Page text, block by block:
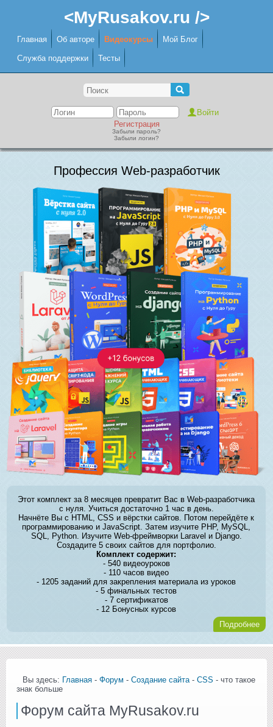
<MyRusakov.ru />
Главная Об авторе Видеокурсы Мой Блог
Служба поддержки Тесты
Регистрация
Забыли пароль?
Забыли логин?
Профессия Web-разработчик
Этот комплект за 8 месяцев превратит Вас в Web-разработчика
с нуля. Учиться достаточно 1 час в день.
Начнёте Вы с HTML, CSS и вёрстки сайтов. Потом перейдёте к
программированию и JavaScript. Затем изучите PHP, MySQL,
SQL, Python. Изучите Web-фреймворки Laravel и Django.
Создадите 5 своих сайтов для портфолио.
Комплект содержит:
- 540 видеоуроков
- 110 часов видео
- 1205 заданий для закрепления материала из уроков
- 5 финальных тестов
- 7 сертификатов
- 12 Бонусных курсов
Подробнее
Вы здесь: Главная - Форум - Создание сайта - CSS - что такое
знак больше
Форум сайта MyRusakov.ru